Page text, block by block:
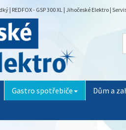
| REDFOX - GSP 300 XL | Jihočeské Elektro |
Gastro spotřebiče Dům a